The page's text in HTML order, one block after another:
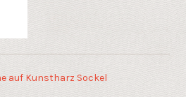
auf Kunstharz Sockel